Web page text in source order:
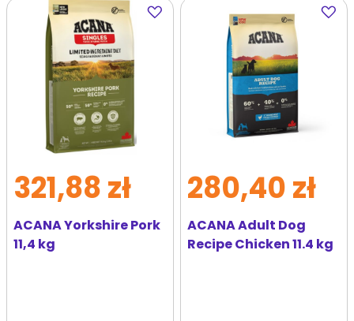
Dodaj
do
ACANA Yorkshire Pork
11,4 kg
321,88 zł
Dodaj
do
ACANA Adult Dog
Recipe Chicken 11.4 kg
280,40 zł